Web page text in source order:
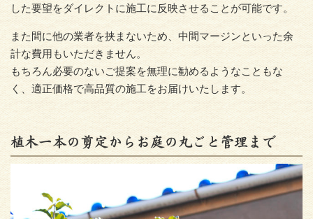
した要望をダイレクトに施工に反映させることが可能です。
また間に他の業者を挟まないため、中間マージンといった余
計な費用もいただきません。
もちろん必要のないご提案を無理に勧めるようなこともな
く、適正価格で高品質の施工をお届けいたします。
植木一本の剪定からお庭の丸ごと管理まで